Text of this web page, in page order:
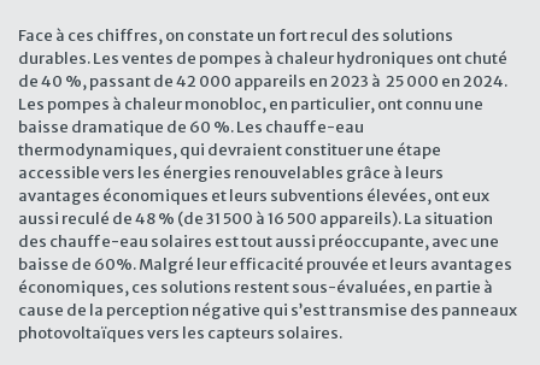
Face à ces chiffres, on constate un fort recul des solutions
durables. Les ventes de pompes à chaleur hydroniques ont chuté
de 40 %, passant de 42 000 appareils en 2023 à 25 000 en 2024.
Les pompes à chaleur monobloc, en particulier, ont connu une
baisse dramatique de 60 %. Les chauffe-eau
thermodynamiques, qui devraient constituer une étape
accessible vers les énergies renouvelables grâce à leurs
avantages économiques et leurs subventions élevées, ont eux
aussi reculé de 48 % (de 31 500 à 16 500 appareils). La situation
des chauffe-eau solaires est tout aussi préoccupante, avec une
baisse de 60%. Malgré leur efficacité prouvée et leurs avantages
économiques, ces solutions restent sous-évaluées, en partie à
cause de la perception négative qui s’est transmise des panneaux
photovoltaïques vers les capteurs solaires.